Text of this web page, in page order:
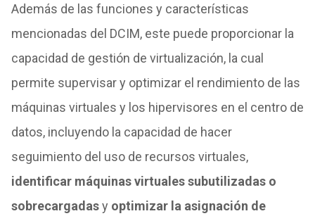
Además de las funciones y características
mencionadas del DCIM, este puede proporcionar la
capacidad de gestión de virtualización, la cual
permite supervisar y optimizar el rendimiento de las
máquinas virtuales y los hipervisores en el centro de
datos, incluyendo la capacidad de hacer
seguimiento del uso de recursos virtuales,
identificar máquinas virtuales subutilizadas o
sobrecargadasy optimizar la asignación de